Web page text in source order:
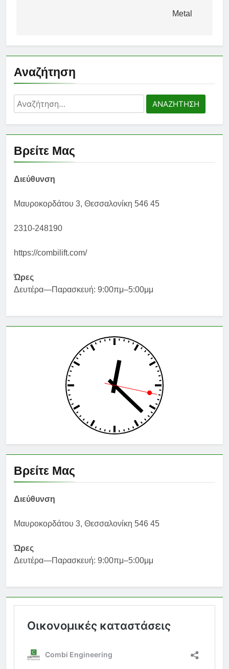
Metal
Αναζήτηση
Αναζήτηση
για:
Βρείτε Μας
Διεύθυνση
Μαυροκορδάτου 3, Θεσσαλονίκη 546 45
2310-248190
https://combilift.com/
Ώρες
Δευτέρα—Παρασκευή: 9:00πμ–5:00μμ
Βρείτε Μας
Διεύθυνση
Μαυροκορδάτου 3, Θεσσαλονίκη 546 45
Ώρες
Δευτέρα—Παρασκευή: 9:00πμ–5:00μμ